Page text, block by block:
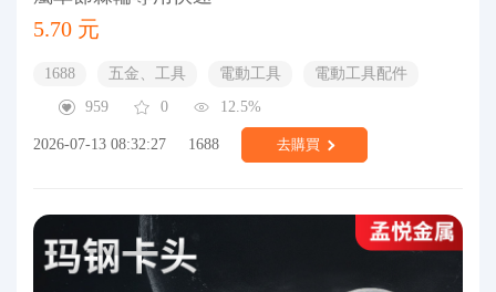
5.70 元
1688 五金、工具 電動工具
電動工具配件
959
0 12.5%
2026-07-13 08:32:27 1688 去購買